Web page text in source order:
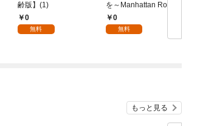
齢版】(1)
0
無料
を～Manhattan Roma
nce【全年齢版】(1)
0
無料
もっと見る